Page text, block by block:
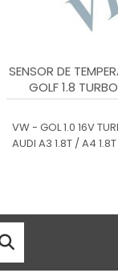
SENSOR DE
GOLF 1.8
VW - GOL 1.0 16V
AUDI A3 1.8T / A4